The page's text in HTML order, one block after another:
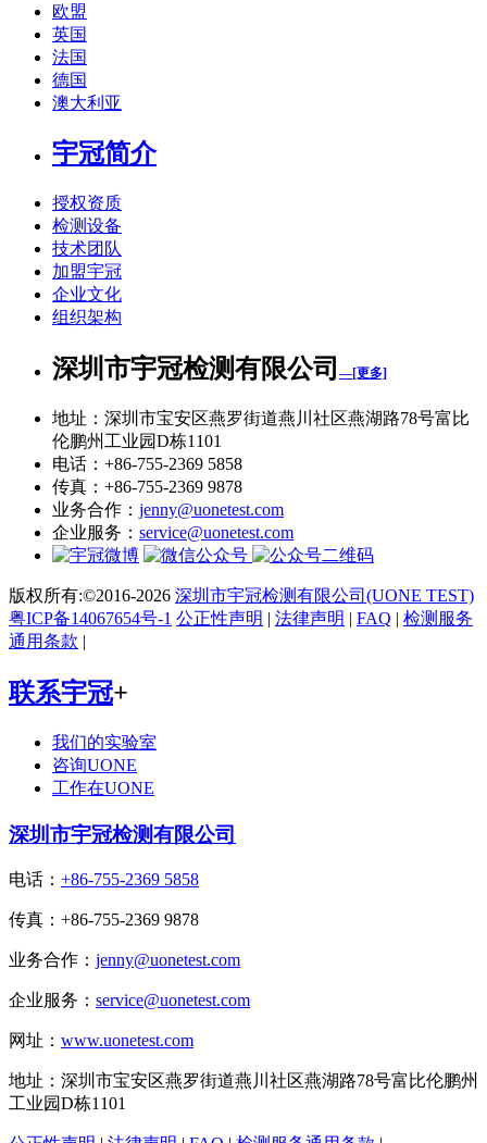
欧盟
英国
法国
德国
澳大利亚
宇冠简介
授权资质
检测设备
技术团队
加盟宇冠
企业文化
组织架构
深圳市宇冠检测有限公司 —[更多]
地址：深圳市宝安区燕罗街道燕川社区燕湖路78号富比
伦鹏州工业园D栋1101
电话：+86-755-2369 5858
传真：+86-755-2369 9878
业务合作： jenny@uonetest.com
企业服务： service@uonetest.com
版权所有:©2016-2026 深圳市宇冠检测有限公司(UONE TEST)
粤ICP备14067654号-1 公正性声明 | 法律声明 | FAQ | 检测服务
通用条款 |
联系宇冠+
我们的实验室
咨询UONE
工作在UONE
深圳市宇冠检测有限公司
电话： +86-755-2369 5858
传真：+86-755-2369 9878
业务合作： jenny@uonetest.com
企业服务： service@uonetest.com
网址： www.uonetest.com
地址：深圳市宝安区燕罗街道燕川社区燕湖路78号富比伦鹏州
工业园D栋1101